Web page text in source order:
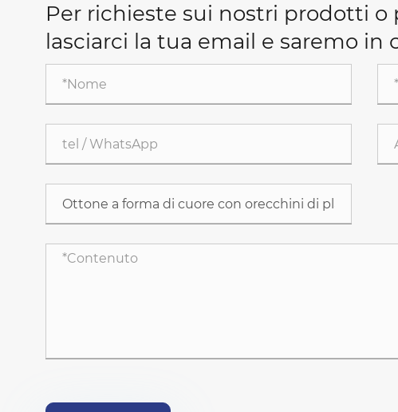
Per richieste sui nostri prodotti
lasciarci la tua email e saremo in